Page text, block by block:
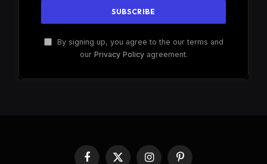
By signing up, you agree to the our terms and
our Privacy Policyagreement.